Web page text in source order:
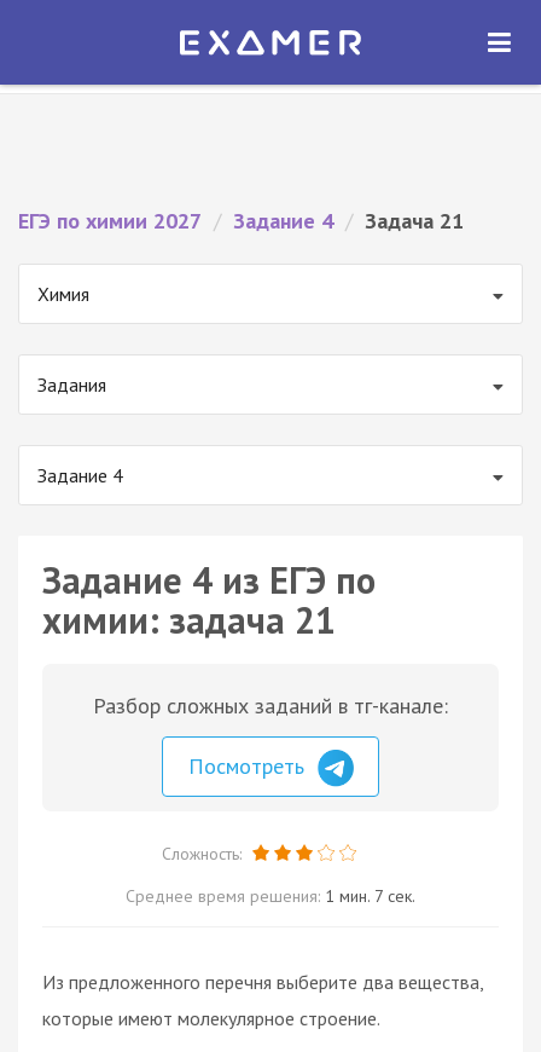
Экзамер — ЕГЭ 2027
ОТКРЫТЬ
ЕГЭ по химии 2027 / Задание 4 / Задача 21
Химия
Задания
Задание 4
Задание 4 из ЕГЭ по
химии: задача 21
Разбор сложных заданий в тг-канале:
Посмотреть
Сложность:
Среднее время решения: 1 мин. 7 сек.
Из предложенного перечня выберите два вещества,
которые имеют молекулярное строение.